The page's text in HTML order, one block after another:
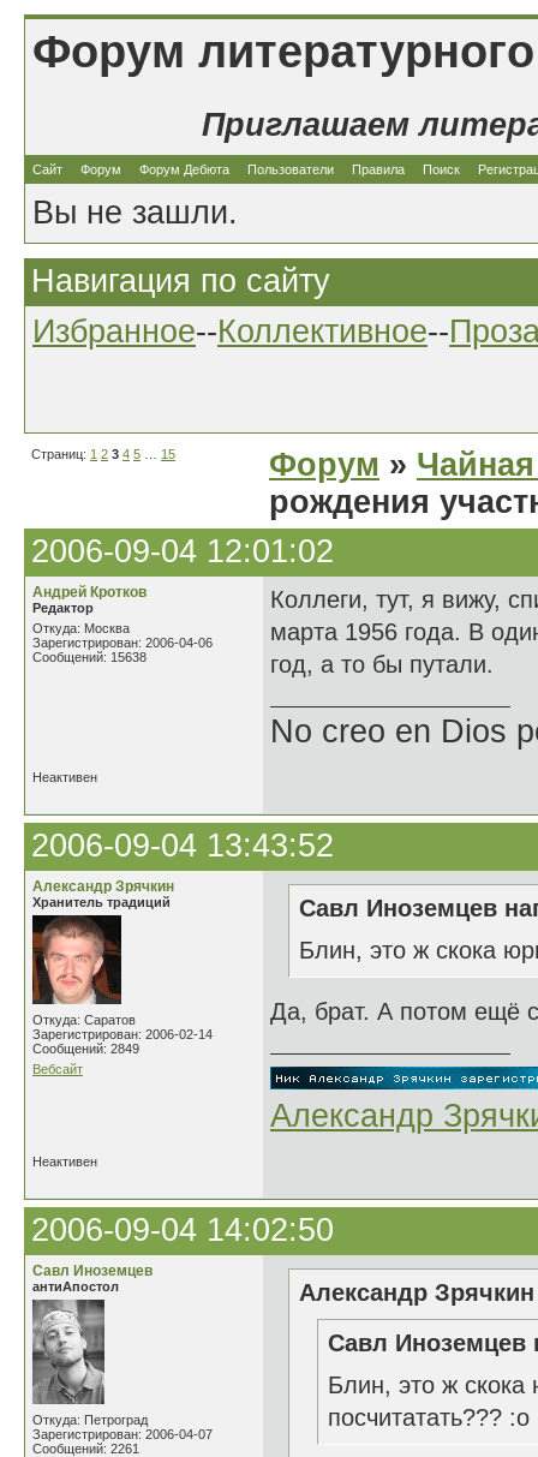
Форум
Приглашаем
Сайт Форум Форум Дебюта Пользователи Правила Поиск
Вы не зашли.
Навигация по сайту
Избранное--Коллективное--
Страниц: 1 2 3 4 5 15 Форум »
рождения
2006-09-04 12:01:02
Андрей Кротков
Редактор
Откуда: Москва
Зарегистрирован: 2006-04-06
Сообщений: 15638
Коллеги, тут, я вижу,
марта 1956 года. В
год, а то бы путали.
No creo en Dios
Неактивен
2006-09-04 13:43:52
Александр Зрячкин
Хранитель традиций
Откуда: Саратов
Зарегистрирован: 2006-02-14
Сообщений: 2849
Вебсайт
Савл Иноземцев
Блин, это ж скока
Да, брат. А потом ещё
Александр
Неактивен
2006-09-04 14:02:50
Савл Иноземцев
антиАпостол
Откуда: Петроград
Зарегистрирован: 2006-04-07
Сообщений: 2261
Александр
Савл Иноземцев
Блин, это ж
посчитатать??? :o